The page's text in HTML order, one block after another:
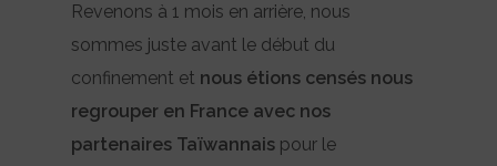
Revenons à 1 mois en arrière, nous
sommes juste avant le début du
confinement et nous étions censés nous
regrouper en France avec nos
partenaires Taïwannais pour le